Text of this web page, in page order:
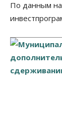
По данным на